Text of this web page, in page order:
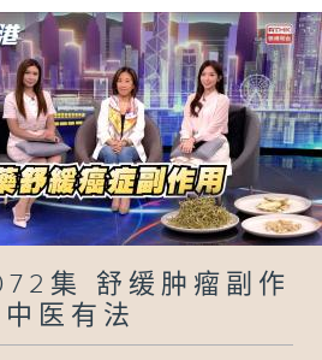
集 舒缓肿瘤副作
医有法